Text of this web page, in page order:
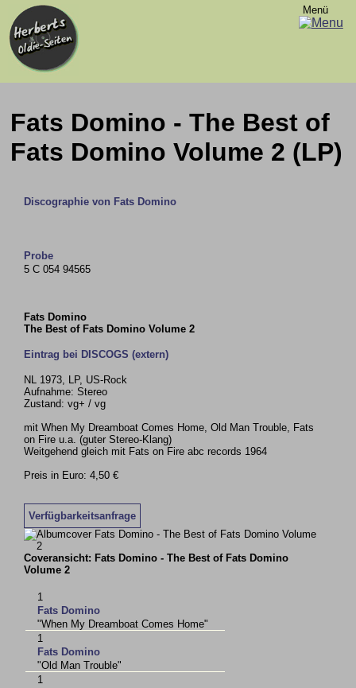
Menü
Fats Domino - The Best of
Fats Domino Volume 2 (LP)
Discographie von Fats Domino
Probe
5 C 054 94565
Fats Domino
The Best of Fats Domino Volume 2
Eintrag bei DISCOGS (extern)
NL 1973, LP, US-Rock
Aufnahme: Stereo
Zustand: vg+ / vg
mit When My Dreamboat Comes Home, Old Man Trouble, Fats
on Fire u.a. (guter Stereo-Klang)
Weitgehend gleich mit Fats on Fire abc records 1964
Preis in Euro: 4,50 €
Verfügbarkeitsanfrage
Coveransicht: Fats Domino - The Best of Fats Domino
Volume 2
1
Fats Domino
"When My Dreamboat Comes Home"
1
Fats Domino
"Old Man Trouble"
1